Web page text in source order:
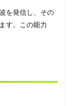
を発信し、その
す。この能力